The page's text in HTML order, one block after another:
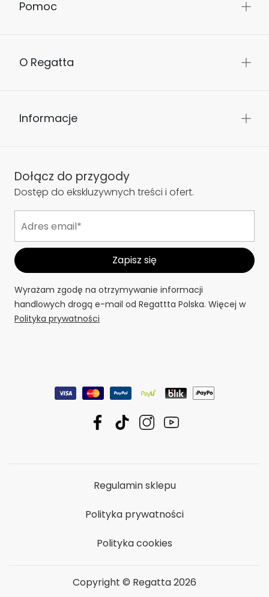
Pomoc
O Regatta
Informacje
Dołącz do przygody
Dostęp do ekskluzywnych treści i ofert.
Wyrażam zgodę na otrzymywanie informacji
handlowych drogą e-mail od Regattta Polska. Więcej w
Polityka prywatności
Regulamin sklepu
Polityka prywatności
Polityka cookies
Copyright © Regatta 2026